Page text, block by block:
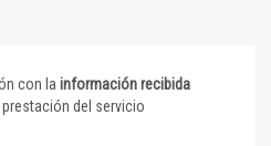
con la información recibida
del servicio